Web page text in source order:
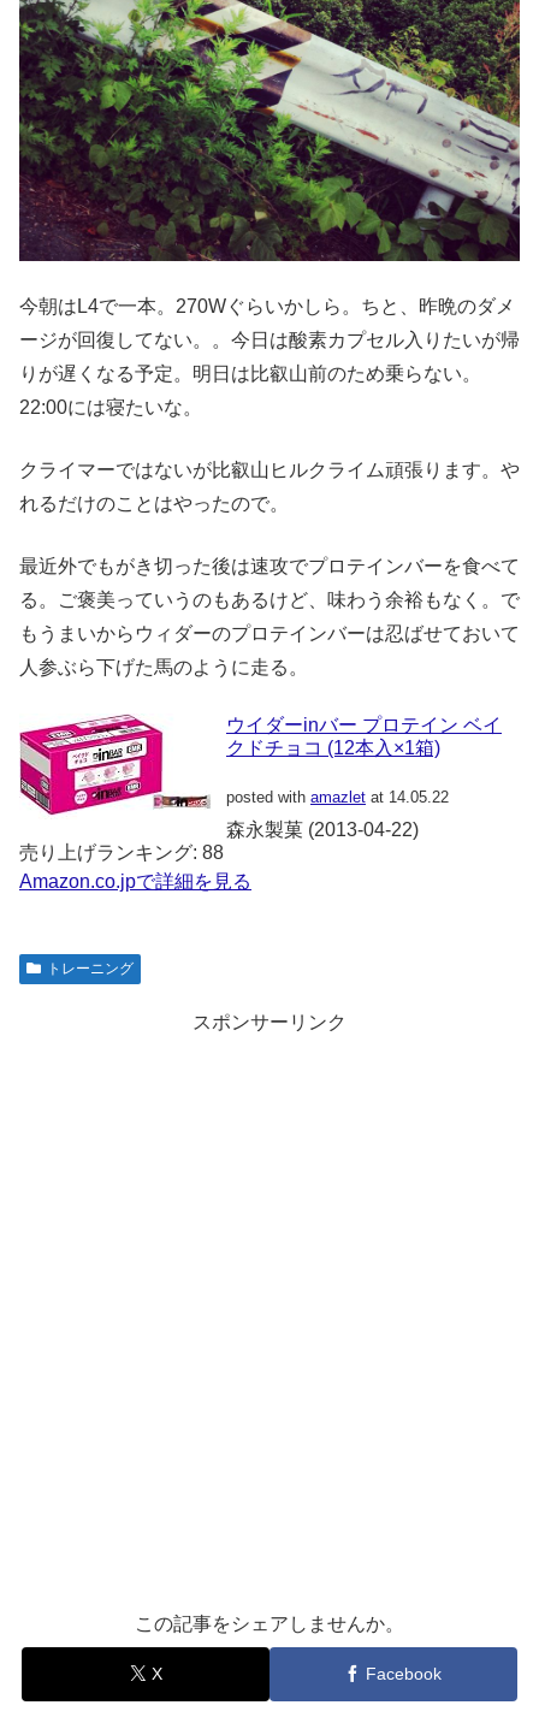
今朝はL4で一本。270Wぐらいかしら。ちと、昨晩のダメ
ージが回復してない。。今日は酸素カプセル入りたいが帰
りが遅くなる予定。明日は比叡山前のため乗らない。
22:00には寝たいな。
クライマーではないが比叡山ヒルクライム頑張ります。や
れるだけのことはやったので。
最近外でもがき切った後は速攻でプロテインバーを食べて
る。ご褒美っていうのもあるけど、味わう余裕もなく。で
もうまいからウィダーのプロテインバーは忍ばせておいて
人参ぶら下げた馬のように走る。
ウイダーinバー プロテイン ベイ
クドチョコ (12本入×1箱)
posted with amazlet at 14.05.22
森永製菓 (2013-04-22)
売り上げランキング: 88
Amazon.co.jpで詳細を見る
トレーニング
スポンサーリンク
この記事をシェアしませんか。
X Facebook